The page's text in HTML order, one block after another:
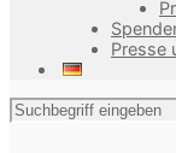
Presse